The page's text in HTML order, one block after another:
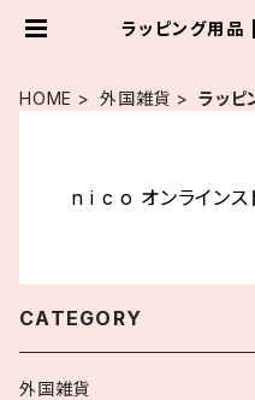
ラッピング用
HOME 外国雑貨 ラッピ
n i c o オンラインス
CATEGORY
外国雑貨